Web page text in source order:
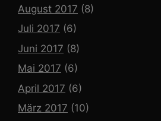
August 2017 (8)
Juli 2017 (6)
Juni 2017 (8)
Mai 2017 (6)
April 2017 (6)
März 2017 (10)